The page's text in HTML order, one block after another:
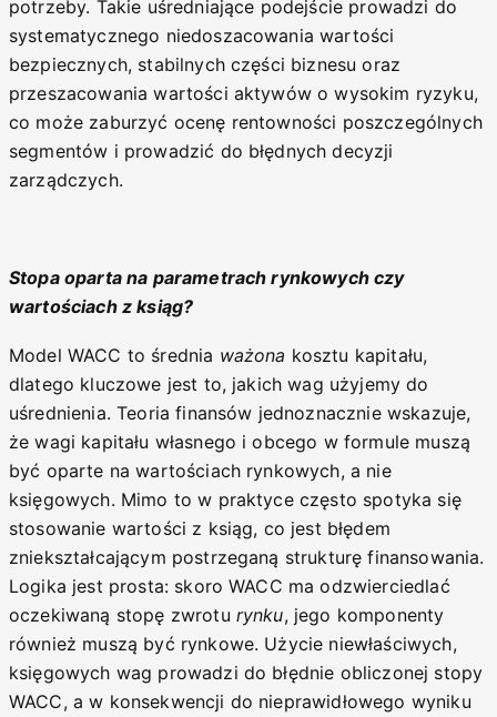
potrzeby. Takie uśredniające podejście prowadzi do
systematycznego niedoszacowania wartości
bezpiecznych, stabilnych części biznesu oraz
przeszacowania wartości aktywów o wysokim ryzyku,
co może zaburzyć ocenę rentowności poszczególnych
segmentów i prowadzić do błędnych decyzji
zarządczych.
Stopa oparta na parametrach rynkowych czy
wartościach z ksiąg?
Model WACC to średnia ważona kosztu kapitału,
dlatego kluczowe jest to, jakich wag użyjemy do
uśrednienia. Teoria finansów jednoznacznie wskazuje,
że wagi kapitału własnego i obcego w formule muszą
być oparte na wartościach rynkowych, a nie
księgowych. Mimo to w praktyce często spotyka się
stosowanie wartości z ksiąg, co jest błędem
zniekształcającym postrzeganą strukturę finansowania.
Logika jest prosta: skoro WACC ma odzwierciedlać
oczekiwaną stopę zwrotu rynku, jego komponenty
również muszą być rynkowe. Użycie niewłaściwych,
księgowych wag prowadzi do błędnie obliczonej stopy
WACC, a w konsekwencji do nieprawidłowego wyniku